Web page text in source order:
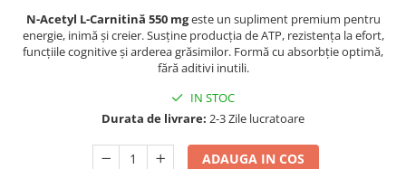
Geluri de duș
Scruburi
Protecție Solară
Uleiuri bronzare
L-Carnitina
L-Glutamina
Miere de Manuka
N-Acetyl L-Carnitină 550 mgeste un supliment premium pentru
energie, inimă și creier. Susține producția de ATP, rezistența la efort,
funcțiile cognitive și arderea grăsimilor. Formă cu absorbție optimă,
fără aditivi inutili.
IN STOC
Durata de livrare: 2-3 Zile lucratoare
ADAUGA IN COS